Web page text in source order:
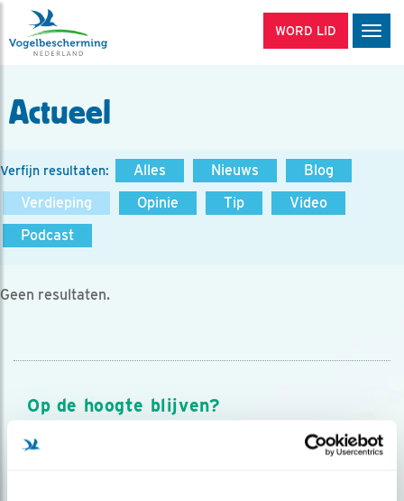
WORD LID
Actueel
Verfijn resultaten: Alles Nieuws
Blog
Verdieping
Opinie Tip
Video
Podcast
Geen resultaten.
Op de hoogte blijven?
Meld je aan en ontvang nieuws, inspiratie, acties en tips
over vogels en activiteiten van Vogelbescherming.